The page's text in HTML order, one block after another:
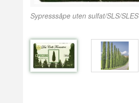
Sypresssåpe uten sulfat/SLS/SLES